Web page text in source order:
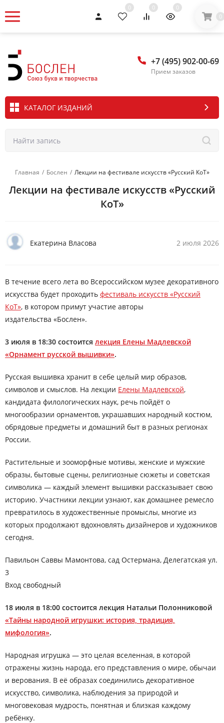
0 0
0
0
+7 (495) 902-00-69
Прием заказов
КАТАЛОГ ИЗДАНИЙ
Главная / Бослен / Лекции на фестивале искусств «Русский КоТ»​​​
Лекции на фестивале искусств «Русский
КоТ»​​​
Екатерина Власова 2 июля 2026
В течение всего лета во Всероссийском музее декоративного
искусства будет проходить фестиваль искусств «Русский
КоТ», в котором примут участие авторы
издательства «Бослен».
3 июля в 18:30 состоится лекция Елены Мадлевской
«Орнамент русской вышивки».
Русская вышивка хранит в себе целый мир образов,
символов и смыслов. На лекции Елены Мадлевской,
кандидата филологических наук, речь пойдёт о
многообразии орнаментов, украшавших народный костюм,
обрядовые предметы и домашний быт в разных регионах
России.
Растительные и зооморфные мотивы, женские и мужские
образы, бытовые сцены, религиозные сюжеты и советская
символика — каждый элемент вышивки рассказывает свою
историю. Участники лекции узнают, как домашнее ремесло
превратилось в художественные промыслы, многие из
которых продолжают вдохновлять дизайнеров и художников
сегодня.
Павильон Саввы Мамонтова, сад Остермана, Делегатская ул.
3
Вход свободный
18 июля в 18:00 состоится лекция Натальи Полонниковой
«Тайны народной игрушки: история, традиция,
мифология».
Народная игрушка — это целая вселенная, в которой
отражены жизнь народа, его представления о мире, обычаи
и верования. В её образах соединились декоративное
искусство, символика, наблюдения за природой и
многовековая мудрость, понятная и близкая каждому
ребёнку.